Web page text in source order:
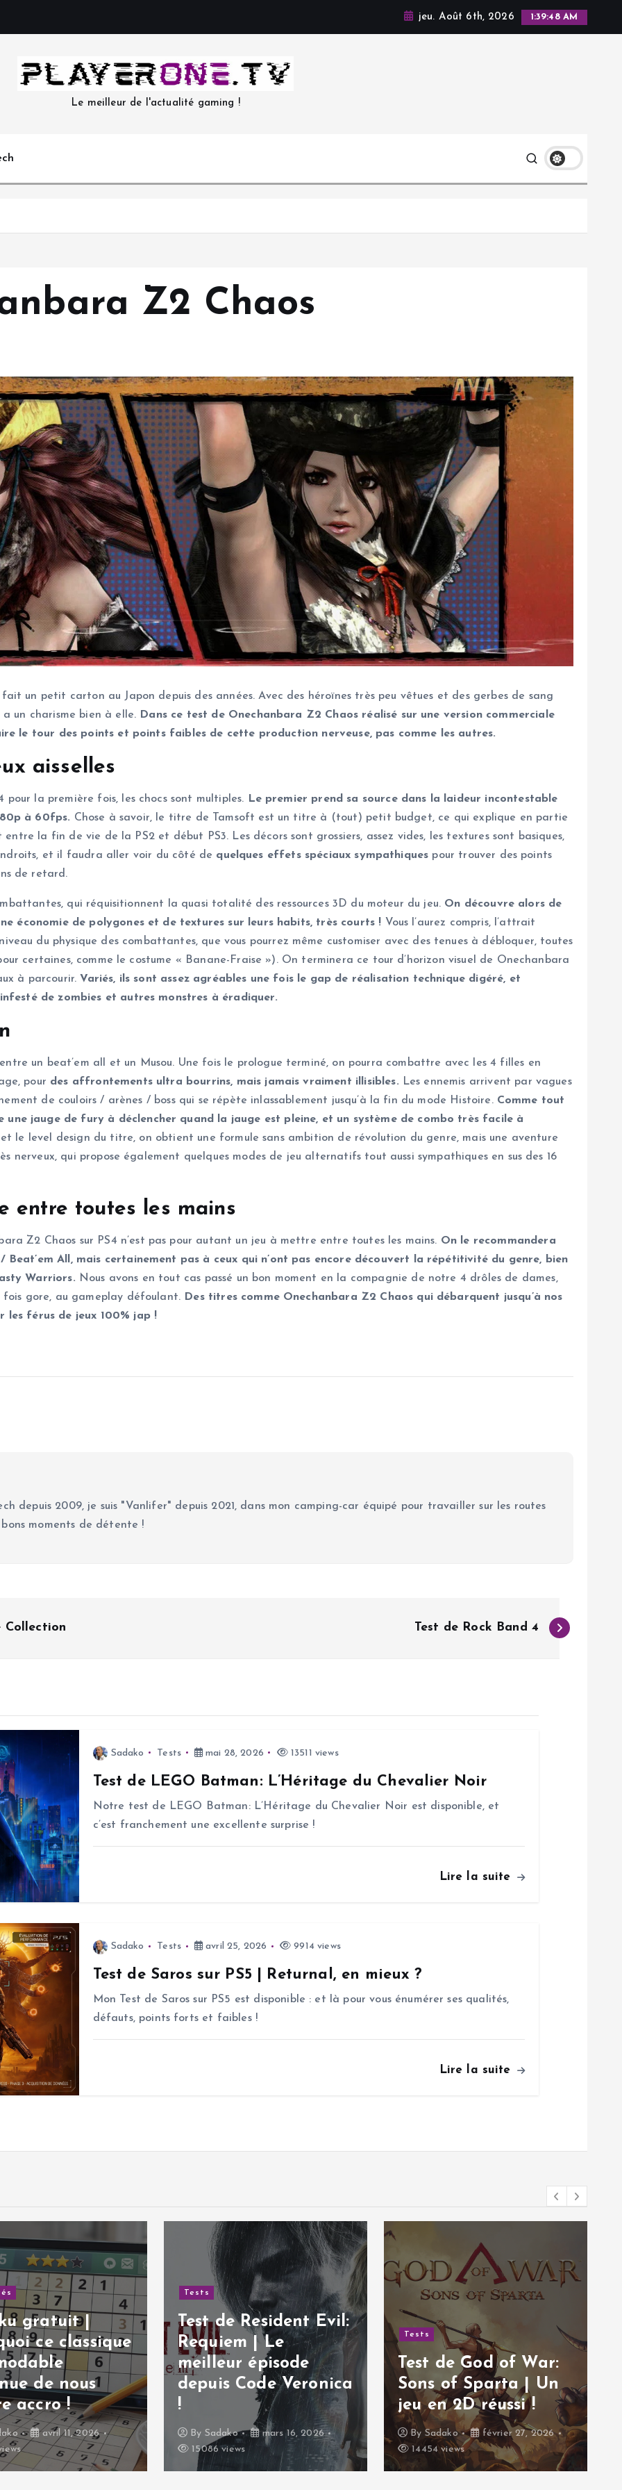
jeu. Août 6th, 2026 1:39:50 AM
Le meilleur de l'actualité gaming !
Z2 Chaos
un petit carton au Japon depuis des années. Avec des héroïnes très peu vêtues et des gerbes de sang
un charisme bien à elle. Dans ce test de Onechanbara Z2 Chaos réalisé sur une version commerciale
le tour des points et points faibles de cette production nerveuse, pas comme les autres.
aisselles
pour la première fois, les chocs sont multiples.
Le premier prend sa source dans la laideur incontestable
à 60fps. Chose à savoir, le titre de Tamsoft est un titre à (tout) petit budget, ce qui explique en partie
la fin de vie de la PS2 et début PS3. Les décors sont grossiers, assez vides, les textures sont basiques,
et il faudra aller voir du côté de quelques effets spéciaux sympathiques pour trouver des points
de retard.
qui réquisitionnent la quasi totalité des ressources 3D du moteur du jeu. On découvre alors de
économie de polygones et de textures sur leurs habits, très courts ! Vous l’aurez compris, l’attrait
du physique des combattantes, que vous pourrez même customiser avec des tenues à débloquer, toutes
certaines, comme le costume « Banane-Fraise »). On terminera ce tour d’horizon visuel de Onechanbara
à parcourir. Variés, ils sont assez agréables une fois le gap de réalisation technique digéré, et
de zombies et autres monstres à éradiquer.
un beat’em all et un Musou. Une fois le prologue terminé, on pourra combattre avec les 4 filles en
pour des affrontements ultra bourrins, mais jamais vraiment illisibles. Les ennemis arrivent par vagues
de couloirs / arènes / boss qui se répète inlassablement jusqu’à la fin du mode Histoire. Comme tout
une jauge de fury à déclencher quand la jauge est pleine, et un système de combo très facile à
le level design du titre, on obtient une formule sans ambition de révolution du genre, mais une aventure
nerveux, qui propose également quelques modes de jeu alternatifs tout aussi sympathiques en sus des 16
entre toutes les mains
Z2 Chaos sur PS4 n’est pas pour autant un jeu à mettre entre toutes les mains. On le recommandera
All, mais certainement pas à ceux qui n’ont pas encore découvert la répétitivité du genre, bien
Warriors. Nous avons en tout cas passé un bon moment en la compagnie de notre 4 drôles de dames,
fois gore, au gameplay défoulant. Des titres comme Onechanbara Z2 Chaos qui débarquent jusqu’à nos
les férus de jeux 100% jap !
depuis 2009, je suis "Vanlifer" depuis 2021, dans mon camping-car équipé pour travailler sur les routes
moments de détente !
Collection Test de Rock Band 4
Sadako Tests mai 28, 2026 13511 views
Test de LEGO Batman: L’Héritage du Chevalier Noir
Notre test de LEGO Batman: L’Héritage du Chevalier Noir est disponible, et
c’est franchement une excellente surprise !
Lire la suite
Sadako Tests avril 25, 2026 9914 views
Test de Saros sur PS5 | Returnal, en mieux ?
Mon Test de Saros sur PS5 est disponible : et là pour vous énumérer ses qualités,
défauts, points forts et faibles !
Lire la suite
de Resident Evil:
| Le
épisode
Code Veronica
Sadako
mars 16, 2026
views
Tests
Test de God of War:
Sons of Sparta | Un
jeu en 2D réussi !
BySadako
février 27, 2026
14454 views
Tests
Test de Hail to the
Rainbow | Une
aventure post-
apocalyptique
excellente !
BySadako
décembre 18, 2025
19425 views